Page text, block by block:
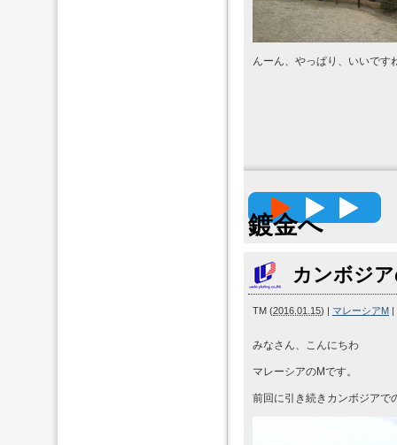
んーん、やっぱり、いいで
高精度
鍍金へ
カンボジ
TM (2016.01.15) | マレーシアM |
みなさん、こんにちわ
マレーシアのMです。
前回に引き続きカンボジアで